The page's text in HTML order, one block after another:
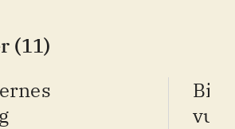
(11)